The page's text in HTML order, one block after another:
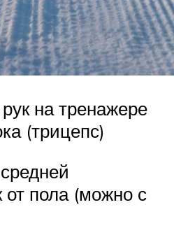
на тренажере
(трицепс)
от пола (можно с